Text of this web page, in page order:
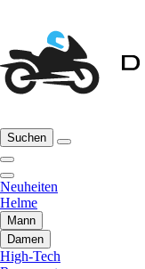
Suchen
Neuheiten
Helme
Mann
Damen
High-Tech